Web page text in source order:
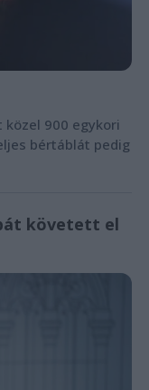
900 egykori
bértáblát pedig
követett el